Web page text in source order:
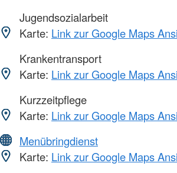
Jugendsozialarbeit
Karte: Link zur Google Maps
Krankentransport
Karte: Link zur Google Maps
Kurzzeitpflege
Karte: Link zur Google Maps
Menübringdienst
Karte: Link zur Google Maps